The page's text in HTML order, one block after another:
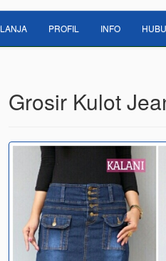
PROFIL INFO
Grosir Kulot